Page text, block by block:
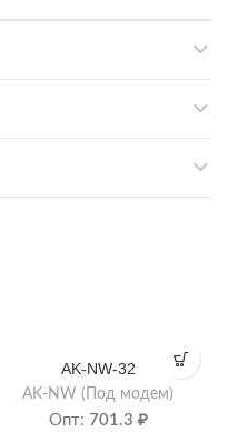
AK-NW-32
AK-NW (Под модем)
Опт: 701.3 ₽